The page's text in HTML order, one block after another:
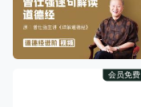
会员免费